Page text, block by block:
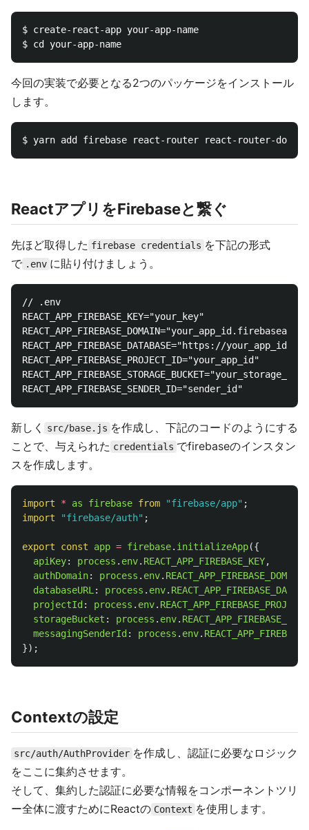
$ create-react-app your-app-name
今回の実装で必要となる2つのパッケージをインストール
します。
ReactアプリをFirebaseと繋ぐ
先ほど取得した firebase credentials を下記の形式
で .env に貼り付けましょう。
// .env
REACT_APP_FIREBASE_KEY="your_key"
REACT_APP_FIREBASE_DATABASE="https://
REACT_APP_FIREBASE_PROJECT_ID="your_app_id"
新しく src/base.js を作成し、下記のコードのようにする
ことで、与えられた credentials でfirebaseのインスタン
スを作成します。
import * as firebase from "firebase/app" ;
import
"firebase/auth" ;
export const app = firebase. initializeApp({
apiKey: process . env. REACT_APP_FIREBASE_KEY,
authDomain: process . env. REACT_APP_FIREBASE_DOMAIN
databaseURL : process . env.
projectId : process . env.
storageBucket : process . env.
messagingSenderId : process . env.
});
Contextの設定
src/auth/AuthProvider を作成し、認証に必要なロジック
をここに集約させます。
そして、集約した認証に必要な情報をコンポーネントツリ
ー全体に渡すためにReactの Context を使用します。